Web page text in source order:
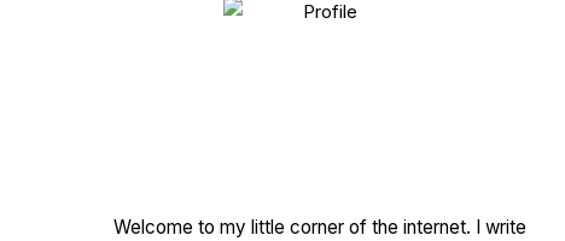
Welcome to my little corner of the internet. I write